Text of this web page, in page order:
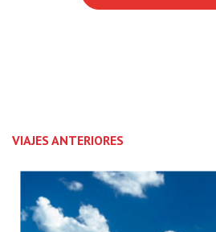
VIAJES ANTERIORES